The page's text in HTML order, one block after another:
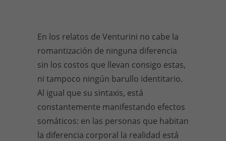
En los relatos de Venturini no cabe la
romantización de ninguna diferencia
sin los costos que llevan consigo estas,
ni tampoco ningún barullo identitario.
Al igual que su sintaxis, está
constantemente manifestando efectos
somáticos: en las personas que habitan
la diferencia corporal la realidad está